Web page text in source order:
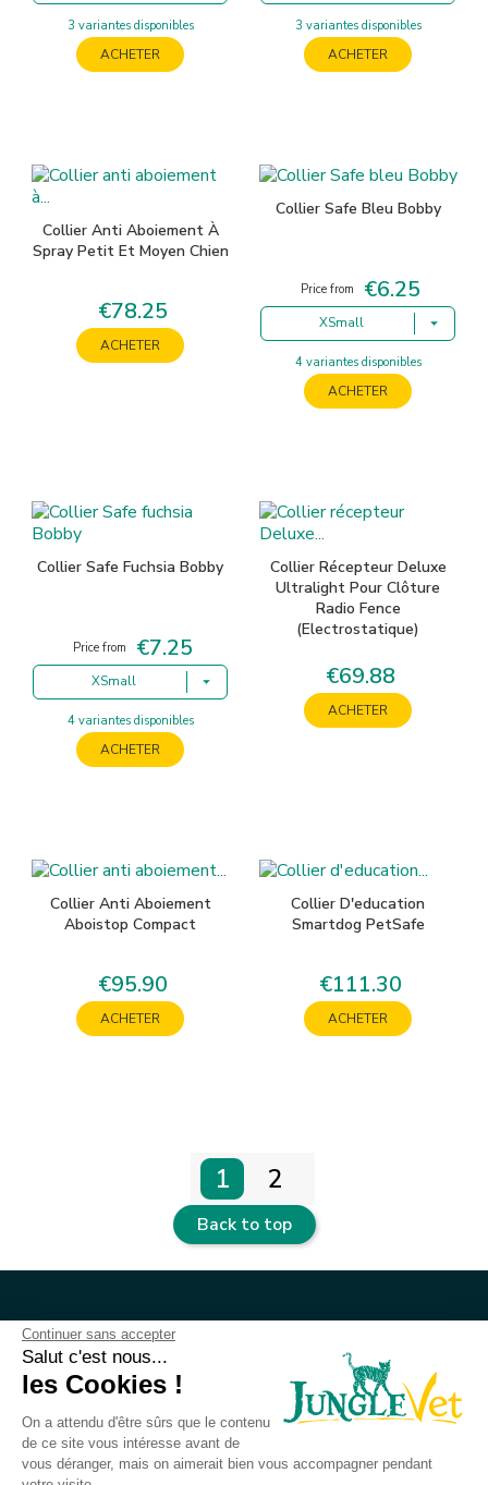
Continuer sans accepter
Salut c'est nous...
les Cookies !
On a attendu d'être sûrs que le contenu
de ce site vous intéresse avant de
vous déranger, mais on aimerait bien vous accompagner pendant
3 variantes disponibles
ACHETER
3 variantes disponibles
ACHETER
Collier Anti Aboiement À
Spray Petit Et Moyen Chien
Price
€78.25
ACHETER
Collier Safe Bleu Bobby
Price from Price
€6.25
XSmall
4 variantes disponibles
ACHETER
Collier Safe Fuchsia Bobby
Price from Price
€7.25
XSmall
4 variantes disponibles
ACHETER
Collier Récepteur Deluxe
Ultralight Pour Clôture
Radio Fence
(Electrostatique)
Price
€69.88
ACHETER
Collier Anti Aboiement
Aboistop Compact
Price
€95.90
ACHETER
Collier D'education
Smartdog PetSafe
Price
€111.30
ACHETER
1 2
Back to top
Your account
Junglevet
Our company